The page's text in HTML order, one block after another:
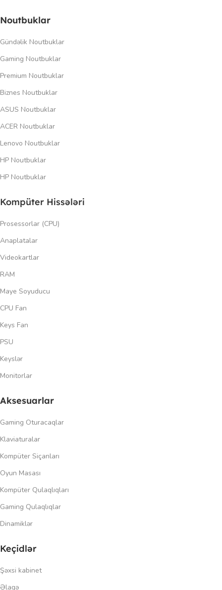
Noutbuklar
Gündəlik Noutbuklar
Gaming Noutbuklar
Premium Noutbuklar
Biznes Noutbuklar
ASUS Noutbuklar
ACER Noutbuklar
Lenovo Noutbuklar
HP Noutbuklar
HP Noutbuklar
Kompüter Hissələri
Prosessorlar (CPU)
Anaplatalar
Videokartlar
RAM
Maye Soyuducu
CPU Fan
Keys Fan
PSU
Keyslər
Monitorlar
Aksesuarlar
Gaming Oturacaqlar
Klaviaturalar
Kompüter Siçanları
Oyun Masası
Kompüter Qulaqlıqları
Gaming Qulaqlıqlar
Dinamiklər
Keçidlər
Şəxsi kabinet
Əlaqə